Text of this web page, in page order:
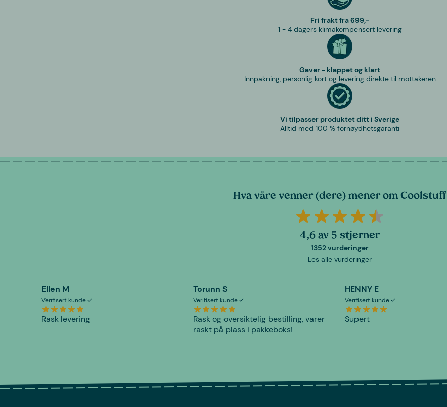
Fri frakt fra 699,-
1 - 4 dagers klimakompensert levering
Gaver - klappet og klart
Innpakning, personlig kort og levering direkte til mottakeren
Vi tilpasser produktet ditt i Sverige
Alltid med 100 % fornøydhetsgaranti
Hva våre venner (dere) mener om Coolstuff
4,6 av 5 stjerner
1352 vurderinger
Les alle vurderinger
Ellen M
Verifisert kunde
Rask levering
Torunn S
Verifisert kunde
Rask og oversiktelig bestilling, varer
raskt på plass i pakkeboks!
HENNY E
Verifisert kunde
Supert